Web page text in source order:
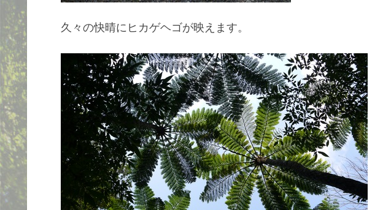
久々の快晴にヒカゲヘゴが映えます。